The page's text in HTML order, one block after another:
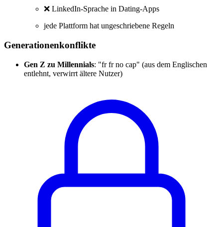
❌ LinkedIn-Sprache in Dating-Apps
jede Plattform hat ungeschriebene Regeln
Generationenkonflikte
Gen Z zu Millennials: "fr fr no cap" (aus dem Englischen
entlehnt, verwirrt ältere Nutzer)